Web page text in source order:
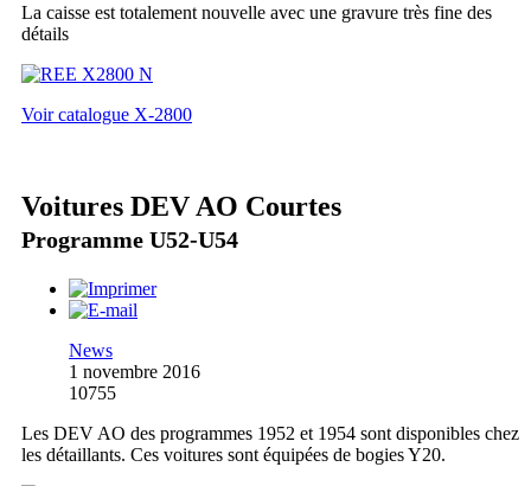
La caisse est totalement nouvelle avec une gravure très fine des
détails
Voir catalogue X-2800
Voitures DEV AO Courtes
Programme U52-U54
News
1 novembre 2016
10755
Les DEV AO des programmes 1952 et 1954 sont disponibles chez
les détaillants. Ces voitures sont équipées de bogies Y20.